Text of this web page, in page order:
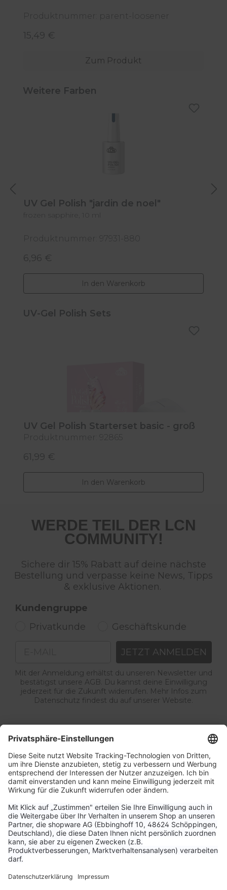
Produktnummer: parent-loosener
Regulärer Preis:
15,49 €
Zum Produkt
Produktgalerie überspringen
Weitere Farben
UV Gel Polish "jardin de noel"
frozen sapphire, 10 ml
Produktnummer: 97931-880
Regulärer Preis:
6,96 €
In den Warenkorb
Produktgalerie überspringen
UV-Gel Polish Sets
UV Gel Polish Starterset basic - groß
Produktnummer: 92865
Regulärer Preis:
61,99 €
In den Warenkorb
WERDE TEIL DER LCN
COMMUNITY!
Sichere dir 15% Rabatt auf deine nächste
Bestellung und verpasse keine News, Tipps
& exklusive Aktionen.
Kundengruppe
Privatkunde
Geschäftskunde
JETZT ANMELDEN
Mit der Anmeldung erhältst du unseren Newsletter und
bestätigst unsere AGB. Du kannst deine Einwilligung
jederzeit für die Zukunft widerrufen. Mehr Infos zum
Datenschutz findest du auf unserer Website.
Unternehmen
Aktuelle Themen